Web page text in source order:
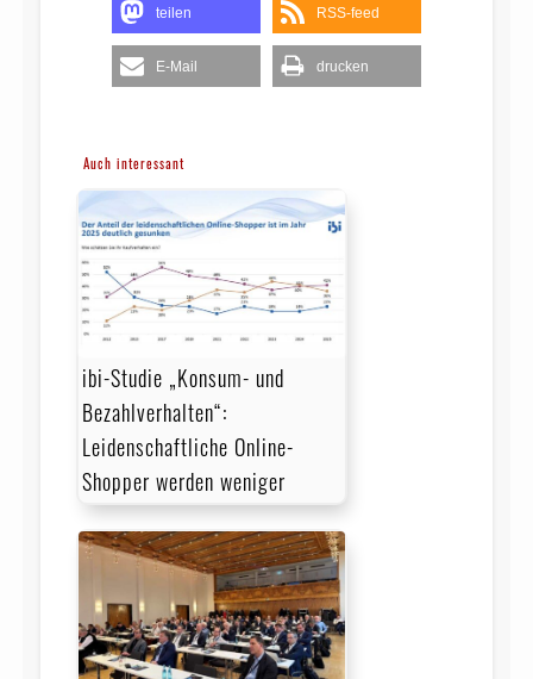
teilen RSS-feed
E-Mail drucken
Auch interessant
ibi-Studie „Konsum- und
Bezahlverhalten“:
Leidenschaftliche Online-
Shopper werden weniger